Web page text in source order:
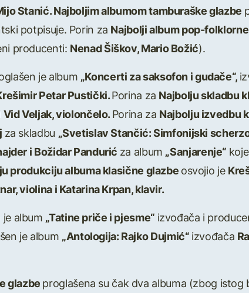
Stanić. Najboljim albumom tamburaške glazbe
potpisuje. Porin za Najbolji album pop-
producenti: Nenad Šiškov, Mario Božić).
je album „Koncerti za saksofon i gudače“,
Petar Pustički.Porina za Najbolju skladbu
Vid Veljak, violončelo.Porina za Najbolju izvedbu
za skladbu „Svetislav Stančić: Simfonijski
i Božidar Pandurić za album „Sanjarenje“
produkciju albuma klasične glazbeosvojio je
violina i Katarina Krpan, klavir.
album „Tatine priče i pjesme“ izvođača i
je album „Antologija: Rajko Dujmić“izvođača
glazbeproglašena su čak dva albuma (zbog istog